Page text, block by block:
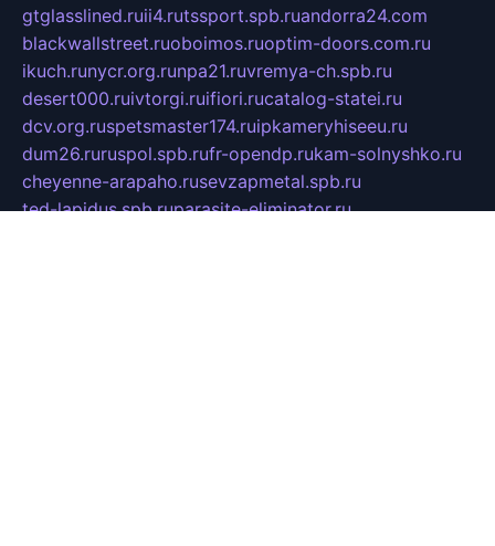
gtglasslined.ruii4.rutssport.spb.ruandorra24.com
blackwallstreet.ruoboimos.ruoptim-doors.com.ru
ikuch.runycr.org.runpa21.ruvremya-ch.spb.ru
desert000.ruivtorgi.ruifiori.rucatalog-statei.ru
dcv.org.ruspetsmaster174.ruipkameryhiseeu.ru
dum26.ruruspol.spb.rufr-opendp.rukam-solnyshko.ru
cheyenne-arapaho.rusevzapmetal.spb.ru
ted-lapidus.spb.ruparasite-eliminator.ru